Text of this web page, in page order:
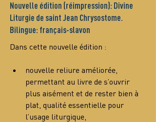
Nouvelle édition (réimpression): Divine
Liturgie de saint Jean Chrysostome.
Bilingue: français-slavon
Dans cette nouvelle édition :
nouvelle reliure améliorée,
permettant au livre de s’ouvrir
plus aisément et de rester bien à
plat, qualité essentielle pour
l’usage liturgique,